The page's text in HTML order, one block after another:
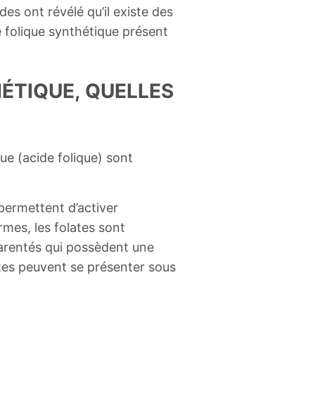
ont révélé qu’il existe des
folique synthétique présent
QUELLES
(acide folique) sont
d’activer
les folates sont
qui possèdent une
peuvent se présenter sous